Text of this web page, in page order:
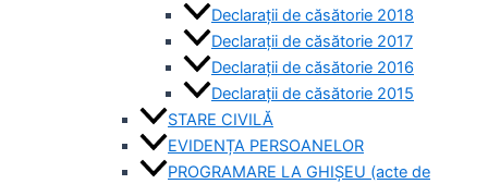
Declarații de căsătorie 2018
Declarații de căsătorie 2017
Declarații de căsătorie 2016
Declarații de căsătorie 2015
STARE CIVILĂ
EVIDENȚA PERSOANELOR
PROGRAMARE LA GHIȘEU (acte de